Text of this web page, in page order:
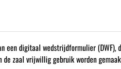
een digitaal wedstrijdformulier
zaal vrijwillig gebruik worden